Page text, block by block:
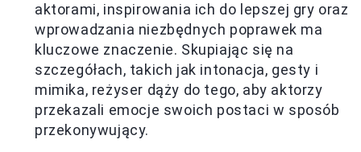
aktorami, inspirowania ich do lepszej gry oraz
wprowadzania niezbędnych poprawek ma
kluczowe znaczenie. Skupiając się na
szczegółach, takich jak intonacja, gesty i
mimika, reżyser dąży do tego, aby aktorzy
przekazali emocje swoich postaci w sposób
przekonywujący.